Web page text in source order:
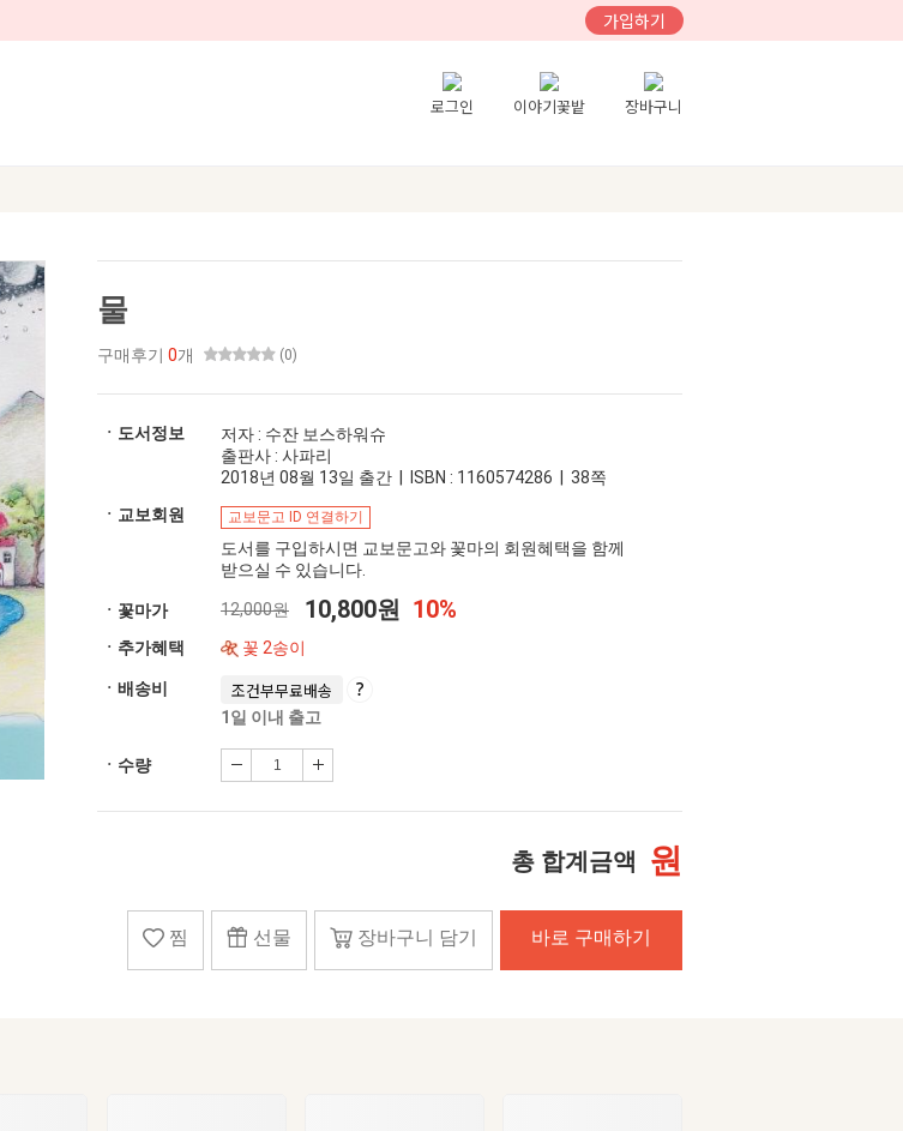
가입하기
로그인 이야기꽃밭 장바구니
물
구매후기 0개 (0)
ㆍ도서정보
저자 : 수잔 보스하워슈
출판사 : 사파리
2018년 08월 13일 출간 | ISBN : 1160574286 | 38쪽
ㆍ교보회원
교보문고 ID 연결하기
도서를 구입하시면 교보문고와 꽃마의 회원혜택을 함께
받으실 수 있습니다.
ㆍ꽃마가 12,000원 10,800원 10%
ㆍ추가혜택 꽃 2송이
ㆍ배송비 조건부무료배송
1일 이내 출고
ㆍ수량
총 합계금액 원
찜 선물 장바구니 담기 바로 구매하기